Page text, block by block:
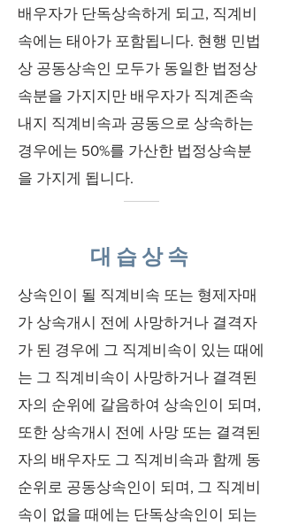
배우자가 단독상속하게 되고, 직계비
속에는 태아가 포함됩니다. 현행 민법
상 공동상속인 모두가 동일한 법정상
속분을 가지지만 배우자가 직계존속
내지 직계비속과 공동으로 상속하는
경우에는 50%를 가산한 법정상속분
을 가지게 됩니다.
대습상속
상속인이 될 직계비속 또는 형제자매
가 상속개시 전에 사망하거나 결격자
가 된 경우에 그 직계비속이 있는 때에
는 그 직계비속이 사망하거나 결격된
자의 순위에 갈음하여 상속인이 되며,
또한 상속개시 전에 사망 또는 결격된
자의 배우자도 그 직계비속과 함께 동
순위로 공동상속인이 되며, 그 직계비
속이 없을 때에는 단독상속인이 되는